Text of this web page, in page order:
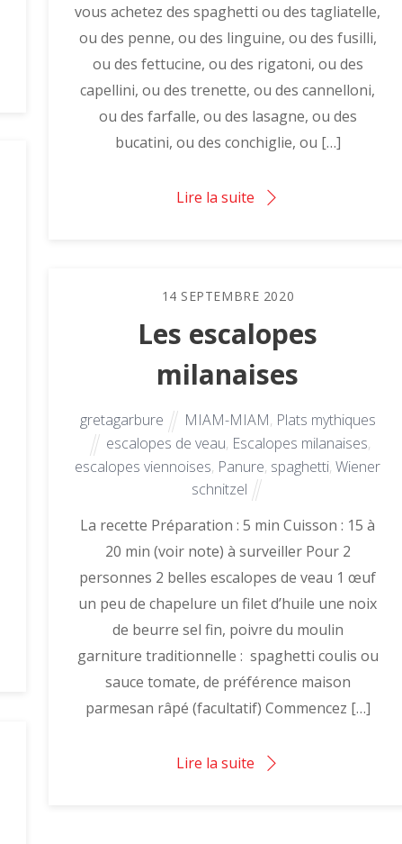
vous achetez des spaghetti ou des tagliatelle,
ou des penne, ou des linguine, ou des fusilli,
ou des fettucine, ou des rigatoni, ou des
capellini, ou des trenette, ou des cannelloni,
ou des farfalle, ou des lasagne, ou des
bucatini, ou des conchiglie, ou […]
Lire la suite
14 SEPTEMBRE 2020
Les escalopes
milanaises
gretagarbure MIAM-MIAM, Plats mythiques
escalopes de veau, Escalopes milanaises,
escalopes viennoises, Panure, spaghetti,Wiener
schnitzel
La recette Préparation : 5 min Cuisson : 15 à
20 min (voir note) à surveiller Pour 2
personnes 2 belles escalopes de veau 1 œuf
un peu de chapelure un filet d’huile une noix
de beurre sel fin, poivre du moulin
garniture traditionnelle : spaghetti coulis ou
sauce tomate, de préférence maison
parmesan râpé (facultatif) Commencez […]
Lire la suite